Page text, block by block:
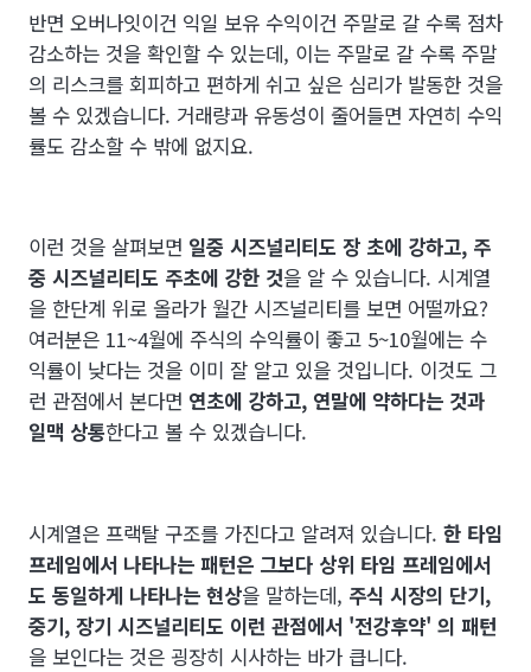
반면 오버나잇이건 익일 보유 수익이건 주말로 갈 수록 점차
감소하는 것을 확인할 수 있는데, 이는 주말로 갈 수록 주말
의 리스크를 회피하고 편하게 쉬고 싶은 심리가 발동한 것을
볼 수 있겠습니다. 거래량과 유동성이 줄어들면 자연히 수익
률도 감소할 수 밖에 없지요.
이런 것을 살펴보면 일중 시즈널리티도 장 초에 강하고, 주
중 시즈널리티도 주초에 강한 것을 알 수 있습니다. 시계열
을 한단계 위로 올라가 월간 시즈널리티를 보면 어떨까요?
여러분은 11~4월에 주식의 수익률이 좋고 5~10월에는 수
익률이 낮다는 것을 이미 잘 알고 있을 것입니다. 이것도 그
런 관점에서 본다면 연초에 강하고, 연말에 약하다는 것과
일맥 상통한다고 볼 수 있겠습니다.
시계열은 프랙탈 구조를 가진다고 알려져 있습니다. 한 타임
프레임에서 나타나는 패턴은 그보다 상위 타임 프레임에서
도 동일하게 나타나는 현상을 말하는데, 주식 시장의 단기,
중기, 장기 시즈널리티도 이런 관점에서 '전강후약' 의 패턴
을 보인다는 것은 굉장히 시사하는 바가 큽니다.